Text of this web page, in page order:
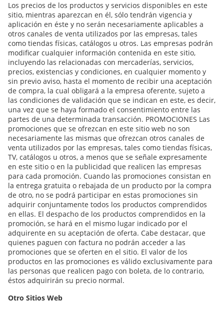
Los precios de los productos y servicios disponibles en este
sitio, mientras aparezcan en él, sólo tendrán vigencia y
aplicación en éste y no serán necesariamente aplicables a
otros canales de venta utilizados por las empresas, tales
como tiendas físicas, catálogos u otros. Las empresas podrán
modificar cualquier información contenida en este sitio,
incluyendo las relacionadas con mercaderías, servicios,
precios, existencias y condiciones, en cualquier momento y
sin previo aviso, hasta el momento de recibir una aceptación
de compra, la cual obligará a la empresa oferente, sujeto a
las condiciones de validación que se indican en este, es decir,
una vez que se haya formado el consentimiento entre las
partes de una determinada transacción. PROMOCIONES Las
promociones que se ofrezcan en este sitio web no son
necesariamente las mismas que ofrezcan otros canales de
venta utilizados por las empresas, tales como tiendas físicas,
TV, catálogos u otros, a menos que se señale expresamente
en este sitio o en la publicidad que realicen las empresas
para cada promoción. Cuando las promociones consistan en
la entrega gratuita o rebajada de un producto por la compra
de otro, no se podrá participar en estas promociones sin
adquirir conjuntamente todos los productos comprendidos
en ellas. El despacho de los productos comprendidos en la
promoción, se hará en el mismo lugar indicado por el
adquirente en su aceptación de oferta. Cabe destacar, que
quienes paguen con factura no podrán acceder a las
promociones que se oferten en el sitio. El valor de los
productos en las promociones es válido exclusivamente para
las personas que realicen pago con boleta, de lo contrario,
éstos adquirirán su precio normal.
Otro Sitios Web